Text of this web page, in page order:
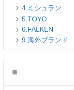
4.ミシュラン
5.TOYO
6.FALKEN
9.海外ブランド